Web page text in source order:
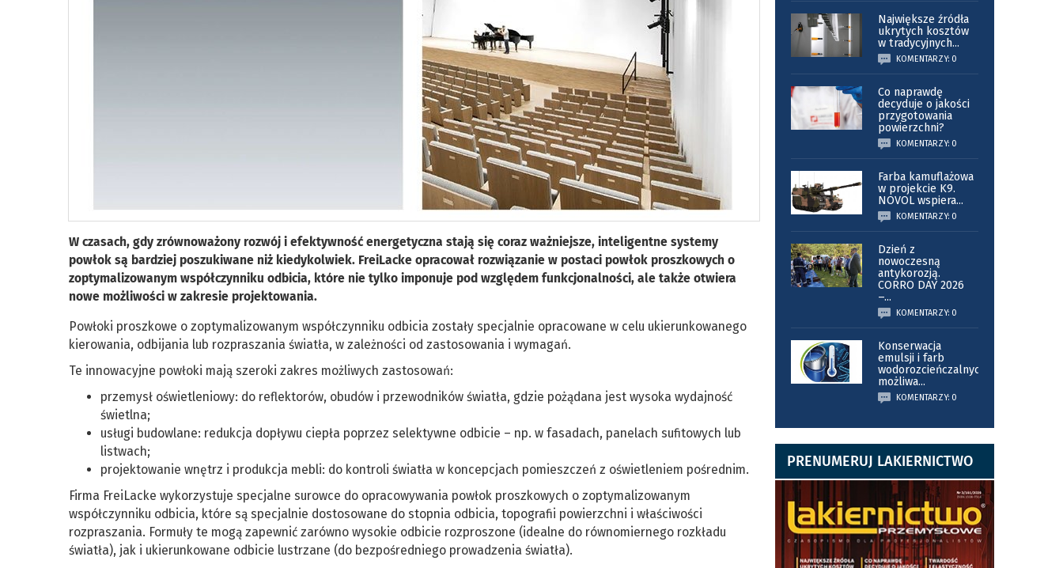
W czasach, gdy zrównoważony rozwój i efektywność energetyczna stają się coraz ważniejsze, inteligentne systemy
powłok są bardziej poszukiwane niż kiedykolwiek. FreiLacke opracował rozwiązanie w postaci powłok proszkowych o
zoptymalizowanym współczynniku odbicia, które nie tylko imponuje pod względem funkcjonalności, ale także otwiera
nowe możliwości w zakresie projektowania.
Powłoki proszkowe o zoptymalizowanym współczynniku odbicia zostały specjalnie opracowane w celu ukierunkowanego
kierowania, odbijania lub rozpraszania światła, w zależności od zastosowania i wymagań.
Te innowacyjne powłoki mają szeroki zakres możliwych zastosowań:
przemysł oświetleniowy: do reflektorów, obudów i przewodników światła, gdzie pożądana jest wysoka wydajność
świetlna;
usługi budowlane: redukcja dopływu ciepła poprzez selektywne odbicie – np. w fasadach, panelach sufitowych lub
listwach;
projektowanie wnętrz i produkcja mebli: do kontroli światła w koncepcjach pomieszczeń z oświetleniem pośrednim.
Firma FreiLacke wykorzystuje specjalne surowce do opracowywania powłok proszkowych o zoptymalizowanym
współczynniku odbicia, które są specjalnie dostosowane do stopnia odbicia, topografii powierzchni i właściwości
rozpraszania. Formuły te mogą zapewnić zarówno wysokie odbicie rozproszone (idealne do równomiernego rozkładu
światła), jak i ukierunkowane odbicie lustrzane (do bezpośredniego prowadzenia światła).
Największe źródła
ukrytych kosztów
w tradycyjnych...
KOMENTARZY: 0
Co naprawdę
decyduje o jakości
przygotowania
powierzchni?
KOMENTARZY: 0
Farba kamuflażowa
w projekcie K9.
NOVOL wspiera...
KOMENTARZY: 0
Dzień z
nowoczesną
antykorozją.
CORRO DAY 2026
–...
KOMENTARZY: 0
Konserwacja
emulsji i farb
wodorozcieńczalnych
możliwa...
KOMENTARZY: 0
PRENUMERUJ LAKIERNICTWO